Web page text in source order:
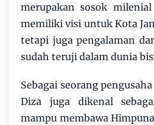
merupakan sosok
memiliki visi untuk Kota
tetapi juga pengalaman
sudah teruji dalam dunia
Sebagai seorang
Diza juga dikenal
mampu membawa